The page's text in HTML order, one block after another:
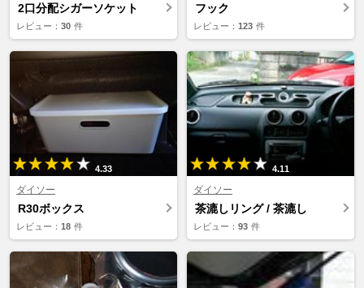
2口分配シガーソケット
レビュー： 30 件
フック
レビュー： 123 件
4.33
ダイソー
R30ボックス
レビュー： 18 件
4.11
ダイソー
茶漉しリング / 茶漉し
レビュー： 93 件